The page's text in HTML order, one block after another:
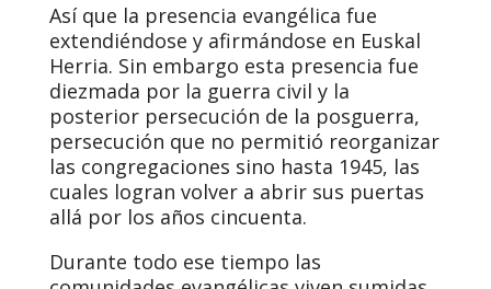
Así que la presencia evangélica fue
extendiéndose y afirmándose en Euskal
Herria. Sin embargo esta presencia fue
diezmada por la guerra civil y la
posterior persecución de la posguerra,
persecución que no permitió reorganizar
las congregaciones sino hasta 1945, las
cuales logran volver a abrir sus puertas
allá por los años cincuenta.
Durante todo ese tiempo las